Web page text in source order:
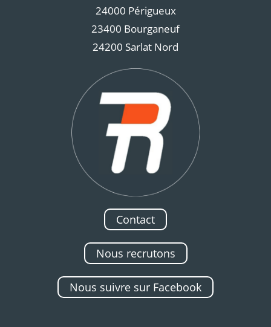
24000 Périgueux
23400 Bourganeuf
24200 Sarlat Nord
Contact
Nous recrutons
Nous suivre sur Facebook